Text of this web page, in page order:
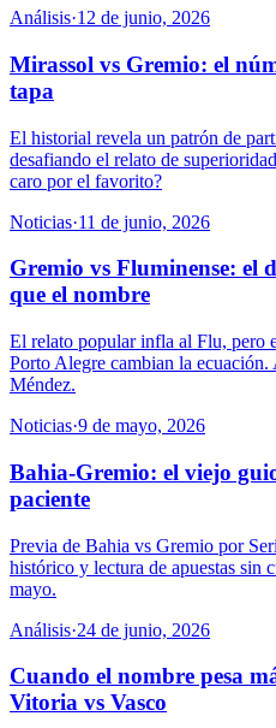
Análisis·12 de junio, 2026
Mirassol vs Gremio: el
tapa
El historial revela un patrón de
desafiando el relato de
caro por el favorito?
Noticias·11 de junio, 2026
Gremio vs Fluminense: el
que el nombre
El relato popular infla al Flu, pero
Porto Alegre cambian la
Méndez.
Noticias·9 de mayo, 2026
Bahia-Gremio: el viejo
paciente
Previa de Bahia vs Gremio por
histórico y lectura de apuestas sin
mayo.
Análisis·24 de junio, 2026
Cuando el nombre pesa
Vitoria vs Vasco